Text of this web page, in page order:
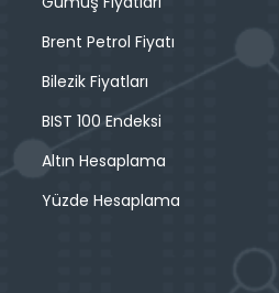
Brent Petrol Fiyatı
Bilezik Fiyatları
BIST 100 Endeksi
Altın Hesaplama
Yüzde Hesaplama